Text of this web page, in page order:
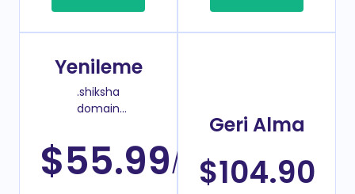
Yenileme
.shiksha
domain
$55.99/Yıl
Geri Alma
$104.90